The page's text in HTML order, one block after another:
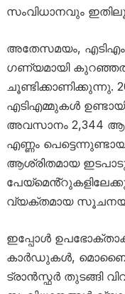
സംവിധാനവും
അതേസമയം,
ഗണ്യമായി
ചൂണ്ടിക്കാണിക്കുന്നു.
എടിഎമ്മുകൾ
അവസാനം 2,344
എണ്ണം
ആശ്രിതമായ
വ്യക്തമായ
ഇപ്പോൾ
കാർഡുകൾ,
ട്രാൻസ്ഫർ തുടങ്ങി